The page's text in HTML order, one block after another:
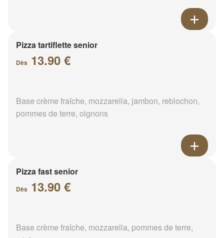
Pizza tartiflette senior
Dès 13.90 €
Base crème fraîche, mozzarella, jambon, reblochon,
pommes de terre, oignons
Pizza fast senior
Dès 13.90 €
Base crème fraîche, mozzarella, pommes de terre,